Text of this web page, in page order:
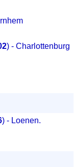
) - Charlottenburg
) - Loenen.